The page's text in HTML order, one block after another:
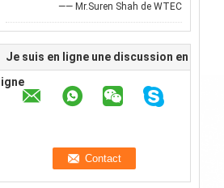
—— Mr.Suren Shah de WTEC
Je suis en ligne une discussion en
ligne